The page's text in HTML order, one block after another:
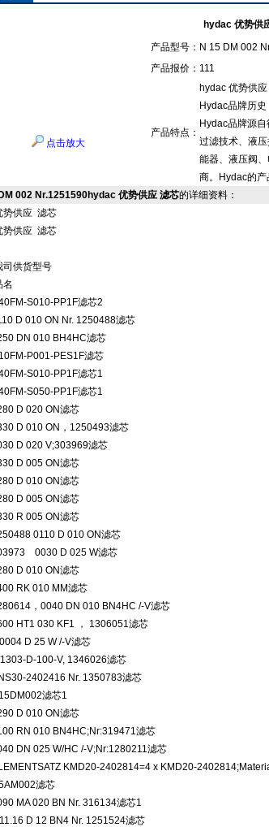
hydac 优势供
点击放大
产品型号： N 15 DM 002
产品报价： 111
产品特点：
hydac 优势供
Hydac品牌历史
Hydac品牌源
过滤技术、液
能器、液压阀
商。Hydac的产
002 Nr.1251590hydac 优势供应 滤芯的详细资料：
势供应 滤芯
势供应 滤芯
司供货型号
名
S010-PP1F滤芯2
D 010 ON Nr. 1250488滤芯
DN 010 BH4HC滤芯
P001-PES1F滤芯
S010-PP1F滤芯1
S050-PP1F滤芯1
D 020 ON滤芯
D 010 ON，1250493滤芯
D 020 V;303969滤芯
D 005 ON滤芯
D 010 ON滤芯
D 005 ON滤芯
R 005 ON滤芯
0110 D 010 ON滤芯
0030 D 025 W滤芯
D 010 ON滤芯
RK 010 MM滤芯
，0040 DN 010 BN4HC /-V滤芯
HT1 030 KF1 ， 1306051滤芯
D 25 W /-V滤芯
D-100-V, 1346026滤芯
2402416 Nr. 1350783滤芯
滤芯1
D 010 ON滤芯
RN 010 BN4HC;Nr:319471滤芯
DN 025 W/HC /-V;Nr:1280211滤芯
KMD20-2402814=4 x KMD20-
滤芯
MA 020 BN Nr. 316134滤芯1
D 12 BN4 Nr. 1251524滤芯